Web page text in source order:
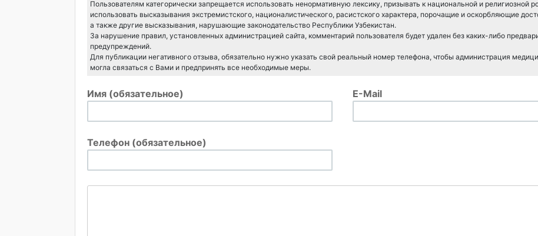
Пользователям категорически запрещается использовать ненормативную лексику, призывать к национальной и религиозной
использовать высказывания экстремистского, националистического, расистского характера, порочащие и оскорбляющие
а также другие высказывания, нарушающие законодательство Республики Узбекистан.
За нарушение правил, установленных администрацией сайта, комментарий пользователя будет удален без каких-либо
предупреждений.
Для публикации негативного отзыва, обязательно нужно указать свой реальный номер телефона, чтобы администрация
могла связаться с Вами и предпринять все необходимые меры.
Имя (обязательное) E-Mail
Телефон (обязательное)